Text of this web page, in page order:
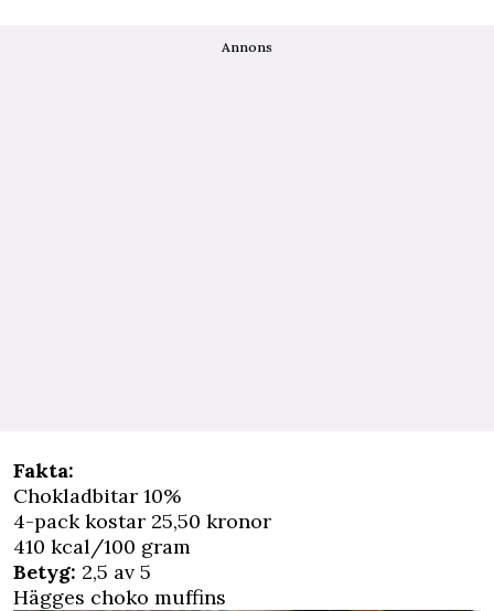
Annons
Fakta:
Chokladbitar 10%
4-pack kostar 25,50 kronor
410 kcal/100 gram
Betyg: 2,5 av 5
Hägges choko muffins